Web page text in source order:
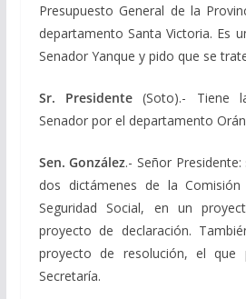
Presupuesto General de la
departamento Santa Victoria. Es
Senador Yanque y pido que se
Sr. Presidente (Soto).- Tiene
Senador por el departamento
Sen. González.- Señor
dos dictámenes de la
Seguridad Social, en un
proyecto de declaración.
proyecto de resolución, el que
Secretaría.